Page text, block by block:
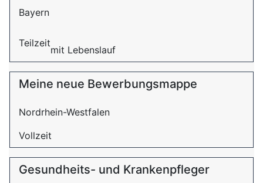
Bayern
Teilzeit
mit Lebenslauf
Meine neue Bewerbungsmappe
Nordrhein-Westfalen
Vollzeit
Gesundheits- und Krankenpfleger